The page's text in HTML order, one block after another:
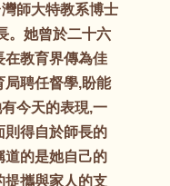
師大特教系博士
。她曾於二十六
在教育界傳為佳
局聘任督學,盼能
今天的表現,一
則得自於師長的
道的是她自己的
提攜與家人的支